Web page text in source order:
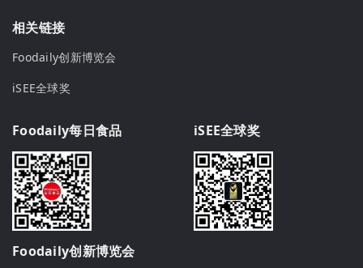
相关链接
Foodaily创新博览会
iSEE全球奖
Foodaily每日食品 iSEE全球奖
Foodaily创新博览会